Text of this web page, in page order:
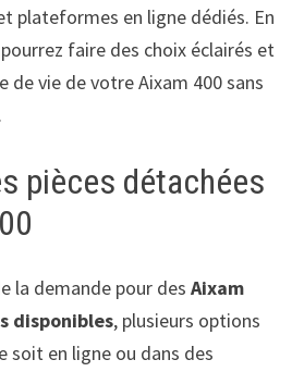
plateformes en ligne dédiés. En
faire des choix éclairés et
de vie de votre Aixam 400 sans
pièces détachées
la demande pour des Aixam
disponibles, plusieurs options
soit en ligne ou dans des